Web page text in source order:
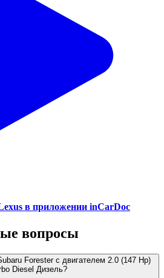
в приложении inCarDoc
вопросы
Forester с двигателем 2.0 (147 Hp)
Diesel Дизель?